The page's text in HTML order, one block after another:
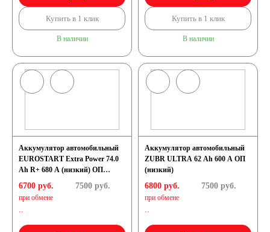
Купить в 1 клик
В наличии
Купить в 1 клик
В наличии
Аккумулятор автомобильный
EUROSTART Extra Power 74.0
Ah R+ 680 A (низкий) ОП
(278x175x175) LB3
6700 руб.
при обмене
..
7500руб.
Аккумулятор автомобильный
ZUBR ULTRA 62 Ah 600 A ОП
(низкий)
6800 руб.
при обмене
..
7500руб.